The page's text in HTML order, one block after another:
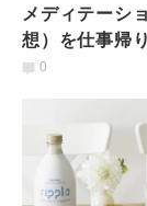
メディテーシ
想）を仕事帰
高い系ニュー
0